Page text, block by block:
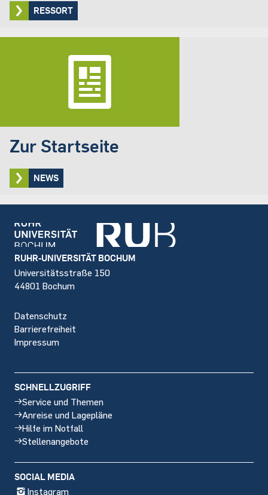
RESSORT
Zur Startseite
NEWS
Footer
RUHR-UNIVERSITÄT BOCHUM
Universitätsstraße 150
44801 Bochum
Datenschutz
Barrierefreiheit
Impressum
SCHNELLZUGRIFF
Service und Themen
Anreise und Lagepläne
Hilfe im Notfall
Stellenangebote
SOCIAL MEDIA
Instagram